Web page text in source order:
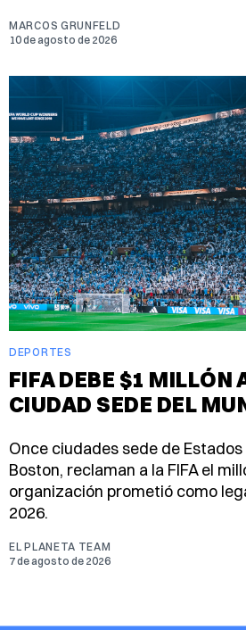
MARCOS GRUNFELD
10 de agosto de 2026
DEPORTES
FIFA DEBE $1 MILLÓN
CIUDAD SEDE DEL
Once ciudades sede de
Boston, reclaman a la FIFA el
organización prometió como
2026.
EL PLANETA TEAM
7 de agosto de 2026